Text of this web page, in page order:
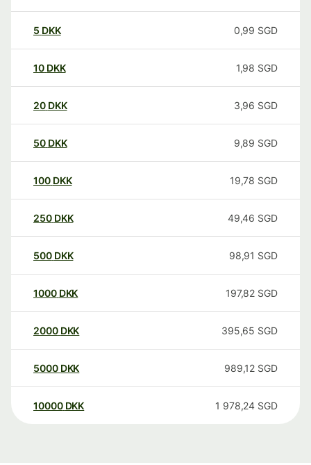
5 DKK 0,99 SGD
10 DKK 1,98 SGD
20 DKK 3,96 SGD
50 DKK 9,89 SGD
100 DKK 19,78 SGD
250 DKK 49,46 SGD
500 DKK 98,91 SGD
1000 DKK 197,82 SGD
2000 DKK 395,65 SGD
5000 DKK 989,12 SGD
10000 DKK 1 978,24 SGD